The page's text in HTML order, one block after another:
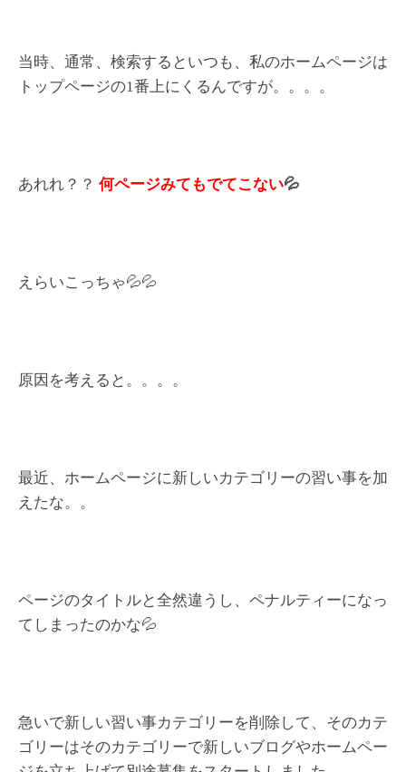
当時、通常、検索するといつも、私のホームページは
トップページの1番上にくるんですが。。。。
あれれ？？ 何ページみてもでてこない💦
えらいこっちゃ💦💦
原因を考えると。。。。
最近、ホームページに新しいカテゴリーの習い事を加
えたな。。
ページのタイトルと全然違うし、ペナルティーになっ
てしまったのかな💦
急いで新しい習い事カテゴリーを削除して、そのカテ
ゴリーはそのカテゴリーで新しいブログやホームペー